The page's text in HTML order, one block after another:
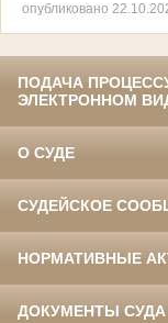
опубликовано
ПОДАЧА
ЭЛЕКТРОННОМ
О СУДЕ
СУДЕЙСКОЕ
НОРМАТИВНЫЕ
ДОКУМЕНТЫ СУДА